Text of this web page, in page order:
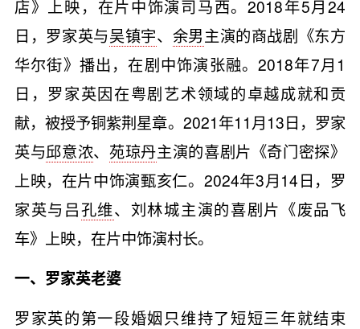
店》上映，在片中饰演司马西。2018年5月24
日，罗家英与吴镇宇、 余男主演的商战剧《东方
华尔街》播出，在剧中饰演张融。2018年7月1
日，罗家英因在粤剧艺术领域的卓越成就和贡
献，被授予铜紫荆星章。2021年11月13日，罗家
英与邱意浓、 苑琼丹主演的喜剧片《奇门密探》
上映，在片中饰演甄亥仁。2024年3月14日，罗
家英与吕孔维、刘林城主演的喜剧片《废品飞
车》上映，在片中饰演村长。
一、罗家英老婆
罗家英的第一段婚姻只维持了短短三年就结束